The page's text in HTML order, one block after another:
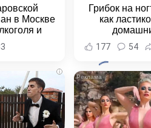
в Москве
и
-
и
Грибок на
как
177 54
i